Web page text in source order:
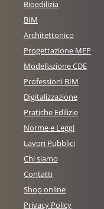
Bioedilizia
BIM
Architettonico
Progettazione MEP
Modellazione CDE
Professioni BIM
Digitalizzazione
Pratiche Edilizie
Norme e Leggi
Lavori Pubblici
Chi siamo
Contatti
Shop online
Privacy Policy